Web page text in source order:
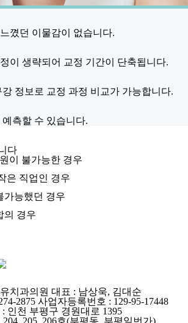
꼈던 이물감이 없습니다.
이 생략되어 교정 기간이 단축됩니다.
정보로 교정 과정 비교가 가능합니다.
측할 수 있습니다.
다
이 불가능한 경우
은 직업인 경우
가능했던 경우
의 경우
치과의원 대표 : 남상욱, 김대순
2875 사업자등록번호 : 129-95-17448
: 인천 부평구 경원대로 1395
204, 205, 206호(부평동, 부평일번가)